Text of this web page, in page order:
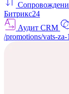
Битрикс24
Аудит CRM
/promotions/vats-